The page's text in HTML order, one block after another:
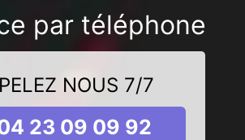
par téléphone
NOUS 7/7
23 09 09 92